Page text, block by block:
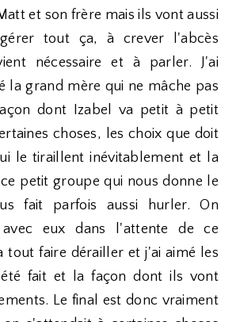
et son frère mais ils vont aussi
tout ça, à crever l'abcès
nécessaire et à parler. J'ai
la grand mère qui ne mâche pas
dont Izabel va petit à petit
choses, les choix que doit
le tiraillent inévitablement et la
petit groupe qui nous donne le
fait parfois aussi hurler. On
eux dans l'attente de ce
tout faire dérailler et j'ai aimé les
fait et la façon dont ils vont
Le final est donc vraiment